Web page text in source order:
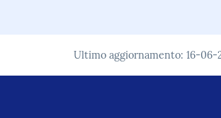
Ultimo aggiornamento: 16-06-